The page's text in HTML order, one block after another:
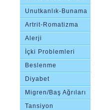
Unutkanlık-Bunama
Artrit-Romatizma
Alerji
İçki Problemleri
Beslenme
Bozuklukları
Diyabet
Migren/Baş Ağrıları
Tansiyon